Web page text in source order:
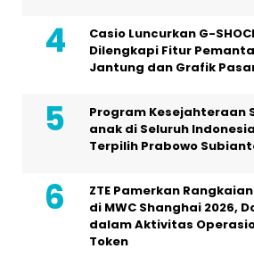
Casio Luncurkan G-
Dilengkapi Fitur
Jantung dan Grafik
Program Kesejahteraan
anak di Seluruh
Terpilih Prabowo
ZTE Pamerkan
di MWC Shanghai 2026,
dalam Aktivitas
Token